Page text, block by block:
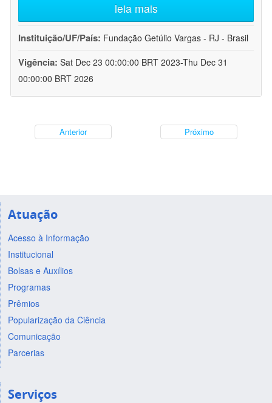
leia mais
Instituição/UF/País: Fundação Getúlio Vargas - RJ - Brasil
Vigência: Sat Dec 23 00:00:00 BRT 2023-Thu Dec 31
00:00:00 BRT 2026
Anterior Próximo
Atuação
Acesso à Informação
Institucional
Bolsas e Auxílios
Programas
Prêmios
Popularização da Ciência
Comunicação
Parcerias
Serviços